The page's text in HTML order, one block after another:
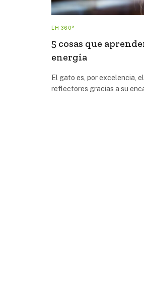
EH 360°
5 cosas que
energía
El gato es, por excelencia,
reflectores gracias a su